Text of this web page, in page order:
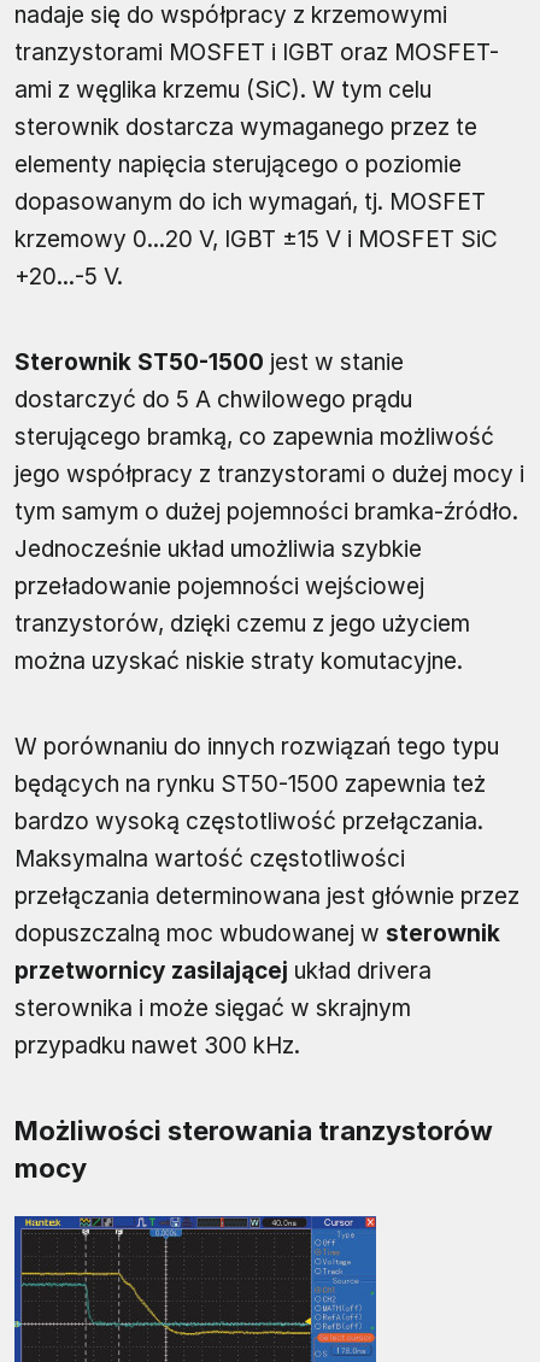
nadaje się do współpracy z krzemowymi
tranzystorami MOSFET i IGBT oraz MOSFET-
ami z węglika krzemu (SiC). W tym celu
sterownik dostarcza wymaganego przez te
elementy napięcia sterującego o poziomie
dopasowanym do ich wymagań, tj. MOSFET
krzemowy 0...20 V, IGBT ±15 V i MOSFET SiC
+20...-5 V.
Sterownik ST50-1500 jest w stanie
dostarczyć do 5 A chwilowego prądu
sterującego bramką, co zapewnia możliwość
jego współpracy z tranzystorami o dużej mocy i
tym samym o dużej pojemności bramka-źródło.
Jednocześnie układ umożliwia szybkie
przeładowanie pojemności wejściowej
tranzystorów, dzięki czemu z jego użyciem
można uzyskać niskie straty komutacyjne.
W porównaniu do innych rozwiązań tego typu
będących na rynku ST50-1500 zapewnia też
bardzo wysoką częstotliwość przełączania.
Maksymalna wartość częstotliwości
przełączania determinowana jest głównie przez
dopuszczalną moc wbudowanej w sterownik
przetwornicy zasilającej układ drivera
sterownika i może sięgać w skrajnym
przypadku nawet 300 kHz.
Możliwości sterowania tranzystorów
mocy